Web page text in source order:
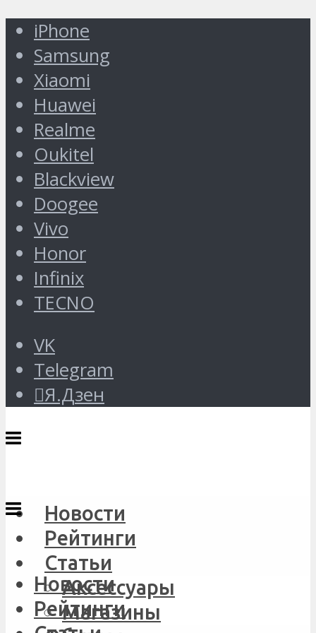
iPhone
Samsung
Xiaomi
Huawei
Realme
Oukitel
Blackview
Doogee
Vivo
Honor
Infinix
TECNO
VK
Telegram
Я.Дзен
Новости
Рейтинги
Статьи
Аксессуары
Магазины
Новости
Рейтинги